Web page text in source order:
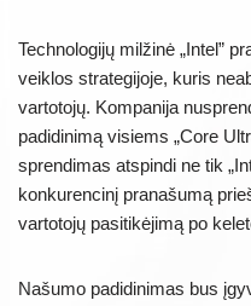
Technologijų milžinė „Intel”
veiklos strategijoje, kuris
vartotojų. Kompanija
padidinimą visiems „Core
sprendimas atspindi ne tik
konkurencinį pranašumą
vartotojų pasitikėjimą po
Našumo padidinimas bus